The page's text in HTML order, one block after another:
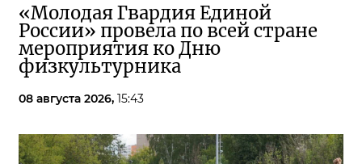
«Молодая Гвардия Единой
России» провела по всей стране
мероприятия ко Дню
физкультурника
08 августа 2026, 15:43